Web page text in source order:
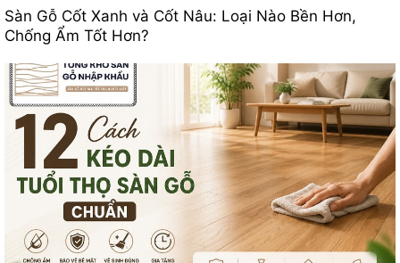
Sàn Gỗ Cốt Xanh và Cốt Nâu: Loại Nào Bền Hơn,
Chống Ẩm Tốt Hơn?